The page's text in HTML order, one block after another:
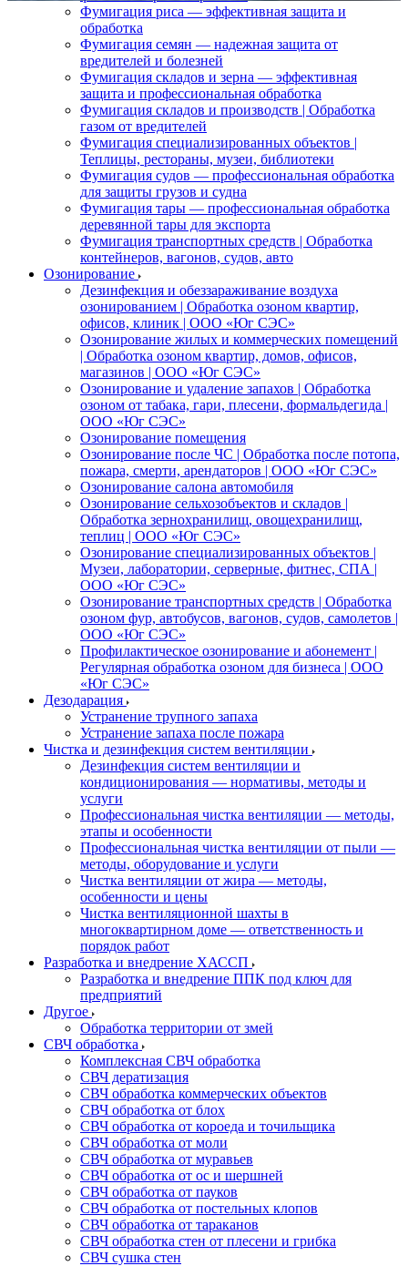
Фумигация риса — эффективная защита и
обработка
Фумигация семян — надежная защита от
вредителей и болезней
Фумигация складов и зерна — эффективная
защита и профессиональная обработка
Фумигация складов и производств | Обработка
газом от вредителей
Фумигация специализированных объектов |
Теплицы, рестораны, музеи, библиотеки
Фумигация судов — профессиональная обработка
для защиты грузов и судна
Фумигация тары — профессиональная обработка
деревянной тары для экспорта
Фумигация транспортных средств | Обработка
контейнеров, вагонов, судов, авто
Озонирование
Дезинфекция и обеззараживание воздуха
озонированием | Обработка озоном квартир,
офисов, клиник | ООО «Юг СЭС»
Озонирование жилых и коммерческих помещений
| Обработка озоном квартир, домов, офисов,
магазинов | ООО «Юг СЭС»
Озонирование и удаление запахов | Обработка
озоном от табака, гари, плесени, формальдегида |
ООО «Юг СЭС»
Озонирование помещения
Озонирование после ЧС | Обработка после потопа,
пожара, смерти, арендаторов | ООО «Юг СЭС»
Озонирование салона автомобиля
Озонирование сельхозобъектов и складов |
Обработка зернохранилищ, овощехранилищ,
теплиц | ООО «Юг СЭС»
Озонирование специализированных объектов |
Музеи, лаборатории, серверные, фитнес, СПА |
ООО «Юг СЭС»
Озонирование транспортных средств | Обработка
озоном фур, автобусов, вагонов, судов, самолетов |
ООО «Юг СЭС»
Профилактическое озонирование и абонемент |
Регулярная обработка озоном для бизнеса | ООО
«Юг СЭС»
Дезодарация
Устранение трупного запаха
Устранение запаха после пожара
Чистка и дезинфекция систем вентиляции
Дезинфекция систем вентиляции и
кондиционирования — нормативы, методы и
услуги
Профессиональная чистка вентиляции — методы,
этапы и особенности
Профессиональная чистка вентиляции от пыли —
методы, оборудование и услуги
Чистка вентиляции от жира — методы,
особенности и цены
Чистка вентиляционной шахты в
многоквартирном доме — ответственность и
порядок работ
Разработка и внедрение ХАССП
Разработка и внедрение ППК под ключ для
предприятий
Другое
Обработка территории от змей
СВЧ обработка
Комплексная СВЧ обработка
СВЧ дератизация
СВЧ обработка коммерческих объектов
СВЧ обработка от блох
СВЧ обработка от короеда и точильщика
СВЧ обработка от моли
СВЧ обработка от муравьев
СВЧ обработка от ос и шершней
СВЧ обработка от пауков
СВЧ обработка от постельных клопов
СВЧ обработка от тараканов
СВЧ обработка стен от плесени и грибка
СВЧ сушка стен